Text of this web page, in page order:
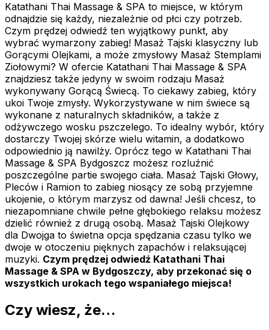
Katathani Thai Massage & SPA to miejsce, w którym
odnajdzie się każdy, niezależnie od płci czy potrzeb.
Czym prędzej odwiedź ten wyjątkowy punkt, aby
wybrać wymarzony zabieg! Masaż Tajski klasyczny lub
Gorącymi Olejkami, a może zmysłowy Masaż Stemplami
Ziołowymi? W ofercie Katathani Thai Massage & SPA
znajdziesz także jedyny w swoim rodzaju Masaż
wykonywany Gorącą Świecą. To ciekawy zabieg, który
ukoi Twoje zmysły. Wykorzystywane w nim świece są
wykonane z naturalnych składników, a także z
odżywczego wosku pszczelego. To idealny wybór, który
dostarczy Twojej skórze wielu witamin, a dodatkowo
odpowiednio ją nawilży. Oprócz tego w Katathani Thai
Massage & SPA Bydgoszcz możesz rozluźnić
poszczególne partie swojego ciała. Masaż Tajski Głowy,
Pleców i Ramion to zabieg niosący ze sobą przyjemne
ukojenie, o którym marzysz od dawna! Jeśli chcesz, to
niezapomniane chwile pełne głębokiego relaksu możesz
dzielić również z drugą osobą. Masaż Tajski Olejkowy
dla Dwojga to świetna opcja spędzania czasu tylko we
dwoje w otoczeniu pięknych zapachów i relaksującej
muzyki. Czym prędzej odwiedź Katathani Thai
Massage & SPA w Bydgoszczy, aby przekonać się o
wszystkich urokach tego wspaniałego miejsca!
Czy wiesz, że…